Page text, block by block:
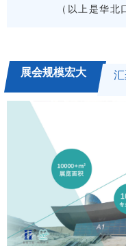
（以上是华北
展会规模宏大